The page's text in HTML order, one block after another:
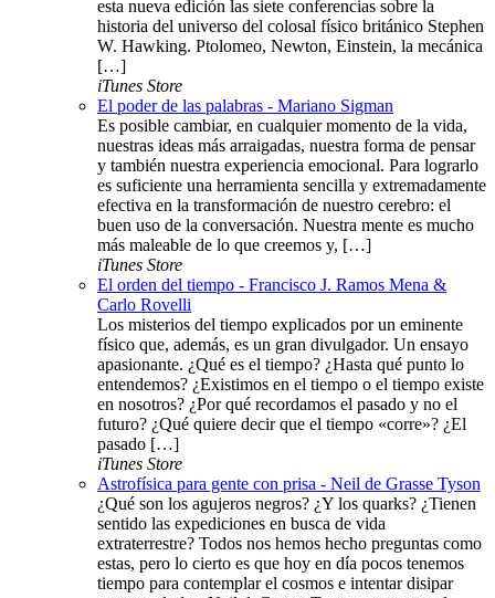
esta nueva edición las siete conferencias sobre la
historia del universo del colosal físico británico Stephen
W. Hawking. Ptolomeo, Newton, Einstein, la mecánica
[…]
iTunes Store
El poder de las palabras - Mariano Sigman
Es posible cambiar, en cualquier momento de la vida,
nuestras ideas más arraigadas, nuestra forma de pensar
y también nuestra experiencia emocional. Para lograrlo
es suficiente una herramienta sencilla y extremadamente
efectiva en la transformación de nuestro cerebro: el
buen uso de la conversación. Nuestra mente es mucho
más maleable de lo que creemos y, […]
iTunes Store
El orden del tiempo - Francisco J. Ramos Mena &
Carlo Rovelli
Los misterios del tiempo explicados por un eminente
físico que, además, es un gran divulgador. Un ensayo
apasionante. ¿Qué es el tiempo? ¿Hasta qué punto lo
entendemos? ¿Existimos en el tiempo o el tiempo existe
en nosotros? ¿Por qué recordamos el pasado y no el
futuro? ¿Qué quiere decir que el tiempo «corre»? ¿El
pasado […]
iTunes Store
Astrofísica para gente con prisa - Neil de Grasse Tyson
¿Qué son los agujeros negros? ¿Y los quarks? ¿Tienen
sentido las expediciones en busca de vida
extraterrestre? Todos nos hemos hecho preguntas como
estas, pero lo cierto es que hoy en día pocos tenemos
tiempo para contemplar el cosmos e intentar disipar